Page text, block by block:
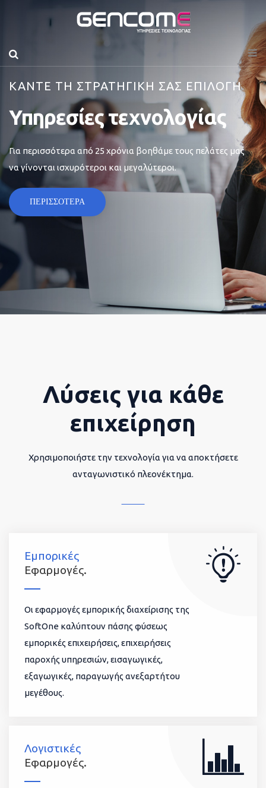
ΚΑΝΤΕ ΤΗ ΣΤΡΑΤΗΓΙΚΗ ΣΑΣ ΕΠΙΛΟΓΗ
Υπηρεσίες τεχνολογίας
Για περισσότερα από 25 χρόνια βοηθάμε τους πελάτες μας
να γίνονται ισχυρότεροι και μεγαλύτεροι.
ΠΕΡΙΣΣΟΤΕΡΑ
Λύσεις για κάθε
επιχείρηση
Χρησιμοποιήστε την τεχνολογία για να αποκτήσετε
ανταγωνιστικό πλεονέκτημα.
Εμπορικές
Εφαρμογές.
Οι εφαρμογές εμπορικής διαχείρισης της
SoftOne καλύπτουν πάσης φύσεως
εμπορικές επιχειρήσεις, επιχειρήσεις
παροχής υπηρεσιών, εισαγωγικές,
εξαγωγικές, παραγωγής ανεξαρτήτου
μεγέθους.
Λογιστικές
Εφαρμογές.